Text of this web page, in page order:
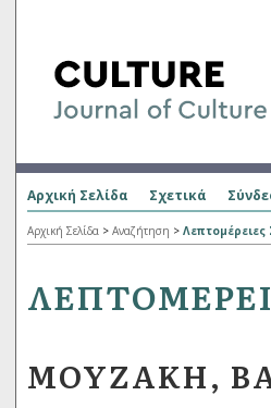
Αρχική Σελίδα Σχετικά
Αρχική Σελίδα > Αναζήτηση >
ΜΟΥΖΆΚΗ,